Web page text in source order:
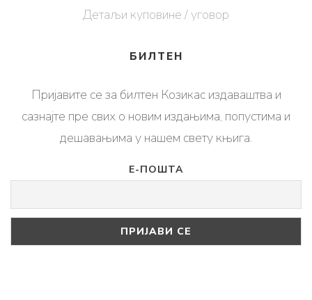
Детаљи куповине / уговор
БИЛТЕН
Пријавите се за билтен Козикас издаваштва и
сазнајте пре свих о новим издањима, попустима и
дешавањима у нашем свету књига.
Е-ПОШТА